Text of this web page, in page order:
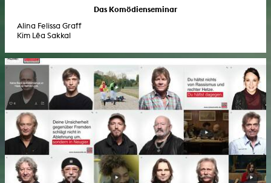
Das Komödienseminar
Alina Felissa Graff
Kim Lêa Sakkal